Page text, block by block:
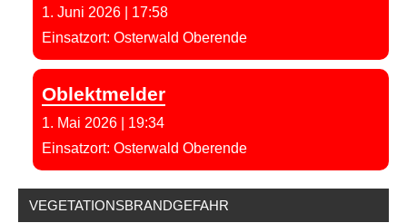
1. Juni 2026
17:58
Einsatzort: Osterwald Oberende
Oblektmelder
1. Mai 2026
19:34
Einsatzort: Osterwald Oberende
VEGETATIONSBRANDGEFAHR